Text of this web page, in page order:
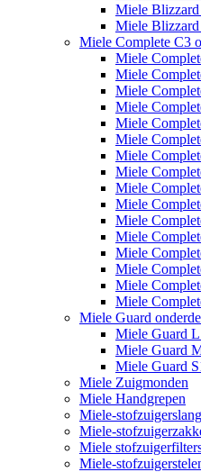
Miele
Miele
Miele Complete C3
Miele
Miele
Miele
Miele
Miele
Miele
Miele
Miele
Miele
Miele
Miele
Miele
Miele
Miele
Miele
Miele
Miele Guard
Miele Guard
Miele Guard
Miele Guard
Miele Zuigmonden
Miele Handgrepen
Miele-
Miele-
Miele
Miele-